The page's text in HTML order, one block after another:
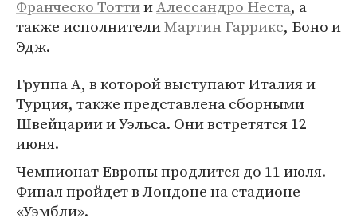
Франческо ТоттииАлессандро Неста, а
также исполнителиМартин Гаррикс, Боно и
Эдж.
Группа А, в которой выступают Италия и
Турция, также представлена сборными
Швейцарии и Уэльса. Они встретятся 12
июня.
Чемпионат Европы продлится до 11 июля.
Финал пройдет в Лондоне на стадионе
«Уэмбли».